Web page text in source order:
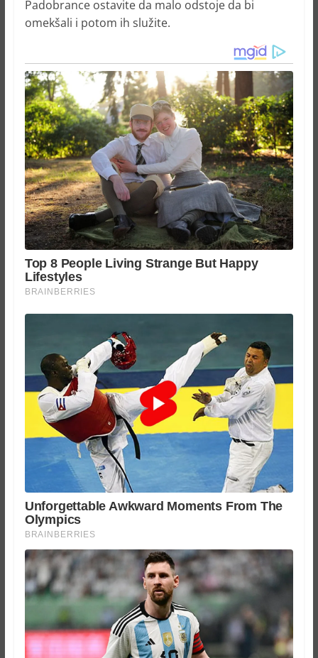
Padobrance ostavite da malo odstoje da bi
omekšali i potom ih služite.